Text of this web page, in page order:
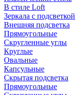
В стиле Loft
Зеркала с подсветкой
Внешняя подсветка
Прямоугольные
Скругленные углы
Круглые
Овальные
Капсульные
Скрытая подсветка
Прямоугольные